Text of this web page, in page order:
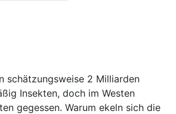
schätzungsweise 2 Milliarden
Insekten, doch im Westen
gegessen. Warum ekeln sich die